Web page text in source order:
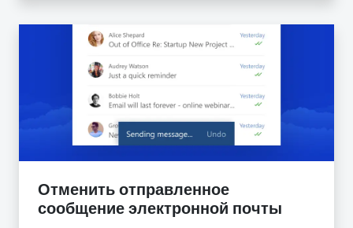
Отменить отправленное
сообщение электронной почты